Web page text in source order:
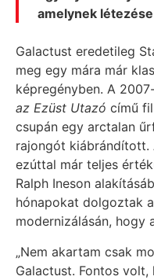
amelynek
Galactust eredetileg
meg egy mára már
képregényben. A
az Ezüst Utazó című
csupán egy arctalan
rajongót kiábrándított.
ezúttal már teljes
Ralph Ineson
hónapokat dolgoztak
modernizálásán, hogy
„Nem akartam csak
Galactust. Fontos